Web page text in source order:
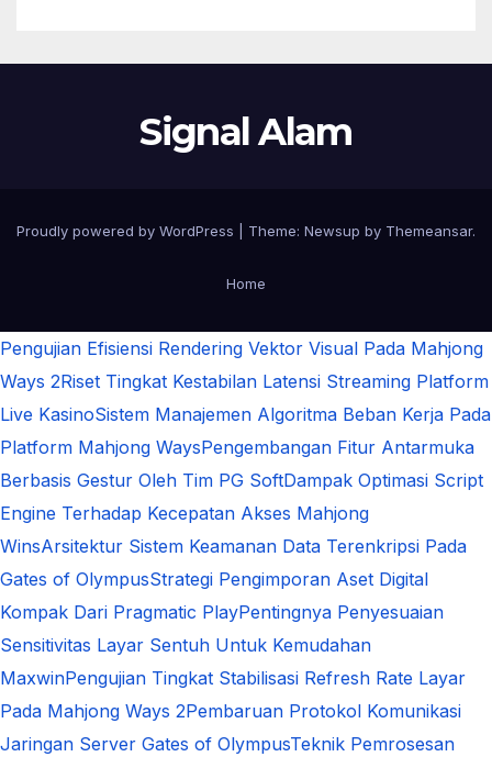
Signal Alam
Proudly powered by WordPress Theme: Newsup by Themeansar.
Home
Pengujian Efisiensi Rendering Vektor Visual Pada Mahjong
Ways 2Riset Tingkat Kestabilan Latensi Streaming Platform
Live KasinoSistem Manajemen Algoritma Beban Kerja Pada
Platform Mahjong WaysPengembangan Fitur Antarmuka
Berbasis Gestur Oleh Tim PG SoftDampak Optimasi Script
Engine Terhadap Kecepatan Akses Mahjong
WinsArsitektur Sistem Keamanan Data Terenkripsi Pada
Gates of OlympusStrategi Pengimporan Aset Digital
Kompak Dari Pragmatic PlayPentingnya Penyesuaian
Sensitivitas Layar Sentuh Untuk Kemudahan
MaxwinPengujian Tingkat Stabilisasi Refresh Rate Layar
Pada Mahjong Ways 2Pembaruan Protokol Komunikasi
Jaringan Server Gates of OlympusTeknik Pemrosesan